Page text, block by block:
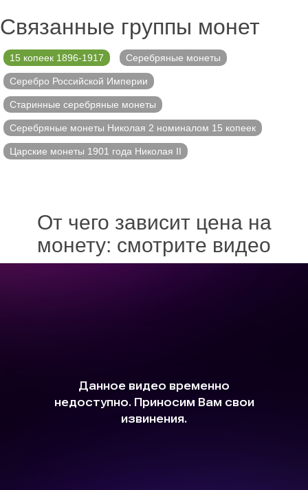
Связанные группы монет
15 копеек 1896-1917 Серебряные монеты
Серебро Российской Империи
Старинные серебряные монеты
Серебряные монеты Николая 2 номиналом 15 копеек
Царские монеты 1901 года Николая II
От чего зависит цена на
монету: смотрите видео